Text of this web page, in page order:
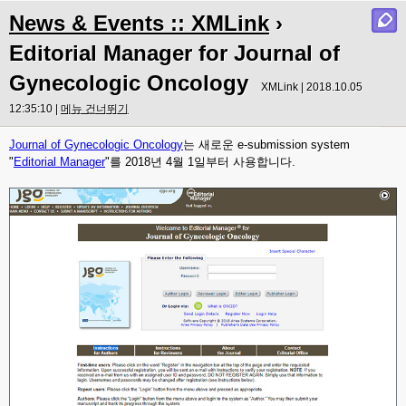
News & Events :: XMLink ›
Editorial Manager for Journal of
Gynecologic Oncology
XMLink | 2018.10.05
12:35:10 | 메뉴 건너뛰기
Journal of Gynecologic Oncology​는 새로운 e-submission system
" Editorial Manager"를 2018년 4월 1일부터 사용합니다.